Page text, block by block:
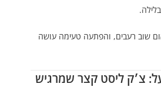
שוב רעבים, והפתעה טעימה עושה
צ׳ק ליסט קצר שמרגיש